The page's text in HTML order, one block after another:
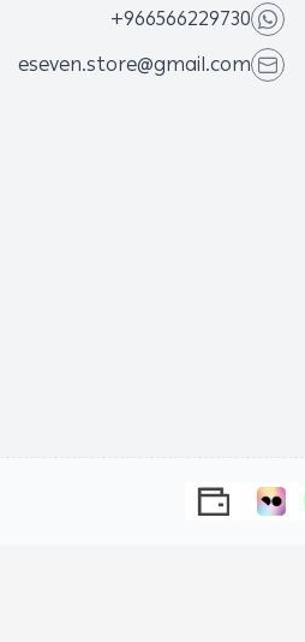
+966566229730
eseven.store@gmail.com